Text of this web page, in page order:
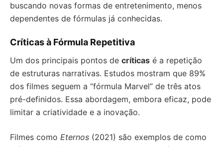
buscando novas formas de entretenimento, menos
dependentes de fórmulas já conhecidas.
Críticas à Fórmula Repetitiva
Um dos principais pontos de críticas é a repetição
de estruturas narrativas. Estudos mostram que 89%
dos filmes seguem a “fórmula Marvel” de três atos
pré-definidos. Essa abordagem, embora eficaz, pode
limitar a criatividade e a inovação.
Filmes como Eternos (2021) são exemplos de como